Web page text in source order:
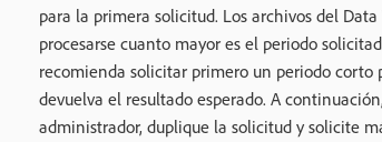
para la primera solicitud. Los archivos del
procesarse cuanto mayor es el periodo
recomienda solicitar primero un periodo corto
devuelva el resultado esperado. A
administrador, duplique la solicitud y solicite